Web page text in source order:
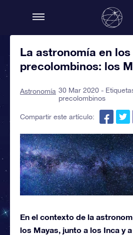
La astronomía en
precolombinos: los
Astronomía 30 Mar 2020 -
precolombinos
Compartir este artículo:
En el contexto de la
los Mayas, junto a los Inca y